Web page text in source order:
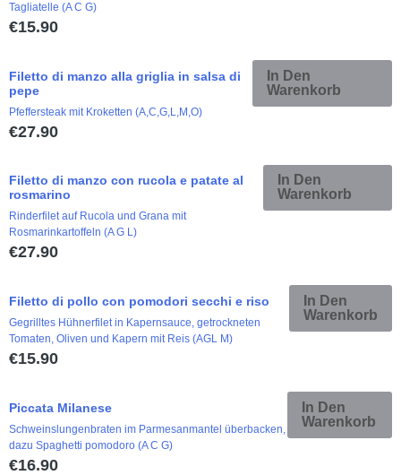
Tagliatelle (A C G)
€15.90
Filetto di manzo alla griglia in salsa di
pepe
Pfeffersteak mit Kroketten (A,C,G,L,M,O)
€27.90
In Den
Warenkorb
Filetto di manzo con rucola e patate al
rosmarino
Rinderfilet auf Rucola und Grana mit
Rosmarinkartoffeln (A G L)
€27.90
In Den
Warenkorb
Filetto di pollo con pomodori secchi e riso
Gegrilltes Hühnerfilet in Kapernsauce, getrockneten
Tomaten, Oliven und Kapern mit Reis (AGL M)
€15.90
In Den
Warenkorb
Piccata Milanese
Schweinslungenbraten im Parmesanmantel überbacken,
dazu Spaghetti pomodoro (A C G)
€16.90
In Den
Warenkorb